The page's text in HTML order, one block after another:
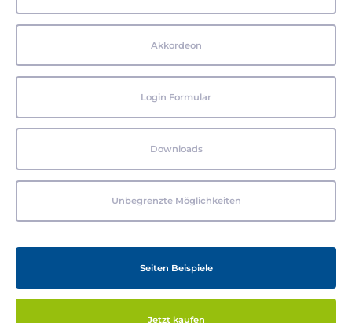
Akkordeon
Login Formular
Downloads
Unbegrenzte Möglichkeiten
Seiten Beispiele
Jetzt kaufen